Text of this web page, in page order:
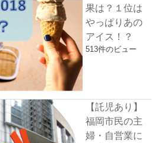
果は？１位は
やっぱりあの
アイス！？
513件のビュー
【託児あり】
福岡市民の主
婦・自営業に